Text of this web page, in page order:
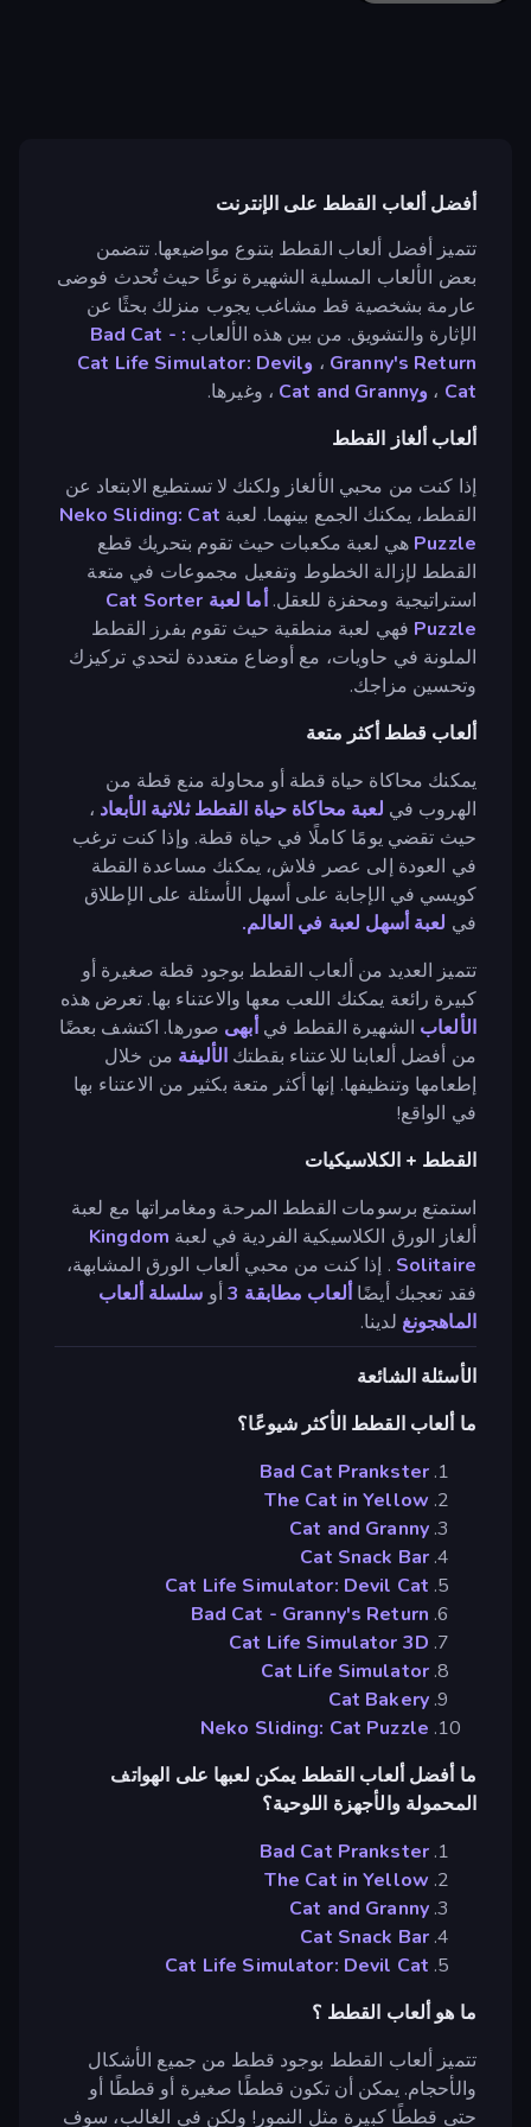
أفضل ألعاب القطط على الإنترنت
تتميز أفضل ألعاب القطط بتنوع مواضيعها. تتضمن
بعض الألعاب المسلية الشهيرة نوعًا حيث تُحدث فوضى
عارمة بشخصية قط مشاغب يجوب منزلك بحثًا عن
الإثارة والتشويق. من بين هذه الألعاب
: Bad Cat -
Granny's Return ،
وCat Life Simulator: Devil
Cat ، وCat and Granny
، وغيرها.
ألعاب ألغاز القطط
إذا كنت من محبي الألغاز ولكنك لا تستطيع الابتعاد عن
القطط، يمكنك الجمع بينهما. لعبة Neko Sliding: Cat
Puzzle هي لعبة مكعبات حيث تقوم بتحريك قطع
القطط لإزالة الخطوط وتفعيل مجموعات في متعة
استراتيجية ومحفزة للعقل.
أما لعبة Cat Sorter
Puzzle فهي لعبة منطقية حيث تقوم بفرز القطط
الملونة في حاويات، مع أوضاع متعددة لتحدي تركيزك
وتحسين مزاجك.
ألعاب قطط أكثر متعة
يمكنك محاكاة حياة قطة أو محاولة منع قطة من
الهروب في لعبة محاكاة حياة القطط ثلاثية الأبعاد ،
حيث تقضي يومًا كاملًا في حياة قطة. وإذا كنت ترغب
في العودة إلى عصر فلاش، يمكنك مساعدة القطة
كويسي في الإجابة على أسهل الأسئلة على الإطلاق
في لعبة أسهل لعبة في العالم.
تتميز العديد من ألعاب القطط بوجود قطة صغيرة أو
كبيرة رائعة يمكنك اللعب معها والاعتناء بها. تعرض هذه
الألعاب الشهيرة القطط فيأبهى صورها. اكتشف بعضًا
من أفضل ألعابنا للاعتناء بقطتك الأليفة من خلال
إطعامها وتنظيفها. إنها أكثر متعة بكثير من الاعتناء بها
في الواقع!
القطط + الكلاسيكيات
استمتع برسومات القطط المرحة ومغامراتها مع لعبة
ألغاز الورق الكلاسيكية الفردية في لعبة Kingdom
Solitaire . إذا كنت من محبي ألعاب الورق المشابهة،
فقد تعجبك أيضًاألعاب مطابقة 3 أو سلسلة ألعاب
الماهجونغ لدينا.
الأسئلة الشائعة
ما ألعاب القطط الأكثر شيوعًا؟
Bad Cat Prankster
The Cat in Yellow
Cat and Granny
Cat Snack Bar
Cat Life Simulator: Devil Cat
Bad Cat - Granny's Return
Cat Life Simulator 3D
Cat Life Simulator
Cat Bakery
Neko Sliding: Cat Puzzle
ما أفضل ألعاب القطط يمكن لعبها على الهواتف
المحمولة والأجهزة اللوحية؟
Bad Cat Prankster
The Cat in Yellow
Cat and Granny
Cat Snack Bar
Cat Life Simulator: Devil Cat
ما هو ألعاب القطط ؟
تتميز ألعاب القطط بوجود قطط من جميع الأشكال
والأحجام. يمكن أن تكون قططًا صغيرة أو قططًا أو
حتى قططًا كبيرة مثل النمور! ولكن في الغالب، سوف